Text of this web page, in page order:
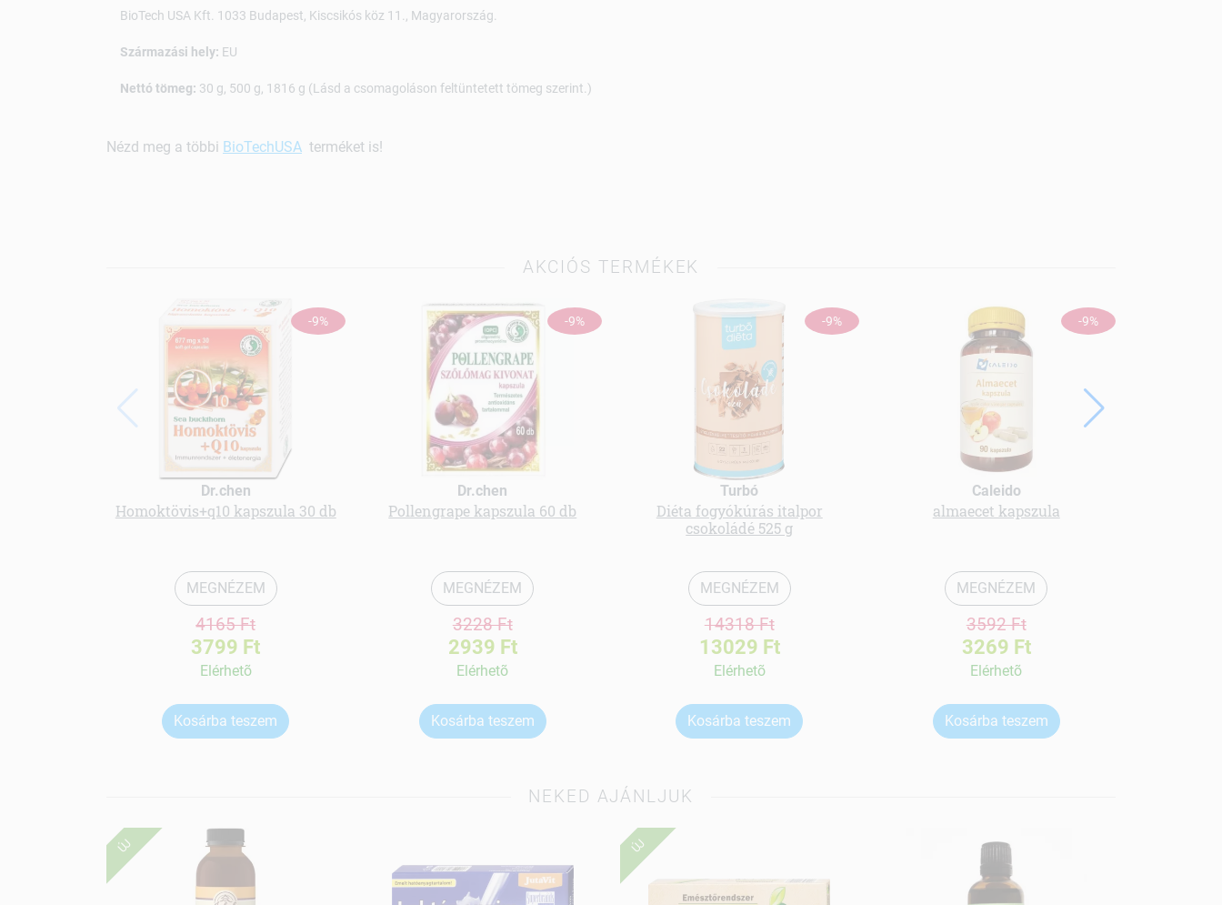
BioTech USA Kft. 1033 Budapest, Kiscsikós köz 11., Magyarország.
Származási hely: EU
Nettó tömeg: 30 g, 500 g, 1816 g (Lásd a csomagoláson feltüntetett tömeg szerint.)
Nézd meg a többi BioTechUSA terméket is!
AKCIÓS TERMÉKEK
-9%
Dr.chen
Homoktövis+q10 kapszula 30 db
MEGNÉZEM
4165 Ft
3799 Ft
Elérhetõ
Kosárba teszem
-9%
Dr.chen
Pollengrape kapszula 60 db
MEGNÉZEM
3228 Ft
2939 Ft
Elérhetõ
Kosárba teszem
-9%
Turbó
Diéta fogyókúrás italpor
csokoládé 525 g
MEGNÉZEM
14318 Ft
13029 Ft
Elérhetõ
Kosárba teszem
-9%
Caleido
almaecet kapszula
MEGNÉZEM
3592 Ft
3269 Ft
Elérhetõ
Kosárba teszem
NEKED AJÁNLJUK
ÚJ ÚJ